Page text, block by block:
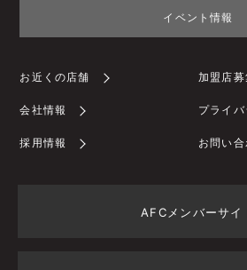
イベント情報
お近くの店舗 加盟店募
会社情報 プライ
採用情報 お問い合
AFCメンバーサイ